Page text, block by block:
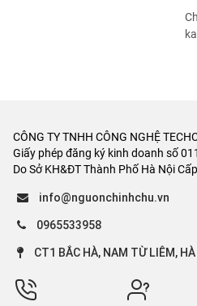
CÔNG TY TNHH CÔNG NGHỆ
Giấy phép đăng ký kinh doanh số
Do Sở KH&ĐT Thành Phố Hà Nội
info@nguonchinhchu.vn
0965533958
CT1 BẮC HÀ, NAM TỪ LIÊM,